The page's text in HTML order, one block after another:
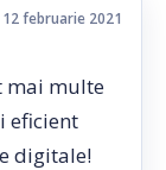
12 februarie 2021
mai multe
eficient
digitale!